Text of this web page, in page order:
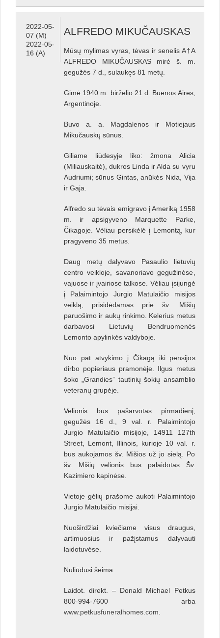
2022-05-
07 (M)
2022-05-
16 (A)
ALFREDO MIKUČAUSKAS
Mūsų mylimas vyras, tėvas ir senelis A†A
ALFREDO MIKUČAUSKAS mirė š. m.
gegužės 7 d., sulaukęs 81 metų.
Gimė 1940 m. birželio 21 d. Buenos Aires,
Argentinoje.
Buvo a. a. Magdalenos ir Motiejaus
Mikučauskų sūnus.
Giliame liūdesyje liko: žmona Alicia
(Miliauskaitė), dukros Linda ir Alda su vyru
Audriumi; sūnus Gintas, anūkės Nida, Vija
ir Gaja.
Alfredo su tėvais emigravo į Ameriką 1958
m. ir apsigyveno Marquette Parke,
Čikagoje. Vėliau persikėlė į Lemontą, kur
pragyveno 35 metus.
Daug metų dalyvavo Pasaulio lietuvių
centro veikloje, savanoriavo gegužinėse,
vajuose ir įvairiose talkose. Vėliau įsijungė
į Palaimintojo Jurgio Matulaičio misijos
veiklą, prisidėdamas prie šv. Mišių
paruošimo ir aukų rinkimo. Kelerius metus
darbavosi Lietuvių Bendruomenės
Lemonto apylinkės valdyboje.
Nuo pat atvykimo į Čikagą iki pensijos
dirbo popieriaus pramonėje. Ilgus metus
šoko „Grandies” tautinių šokių ansamblio
veteranų grupėje.
Velionis bus pašarvotas pirmadienį,
gegužės 16 d., 9 val. r. Palaimintojo
Jurgio Matulaičio misijoje, 14911 127th
Street, Lemont, Illinois, kurioje 10 val. r.
bus aukojamos šv. Mišios už jo sielą. Po
šv. Mišių velionis bus palaidotas Šv.
Kazimiero kapinėse.
Vietoje gėlių prašome aukoti Palaimintojo
Jurgio Matulaičio misijai.
Nuoširdžiai kviečiame visus draugus,
artimuosius ir pažįstamus dalyvauti
laidotuvėse.
Nuliūdusi šeima.
Laidot. direkt. – Donald Michael Petkus
800-994-7600 arba
www.petkusfuneralhomes.com